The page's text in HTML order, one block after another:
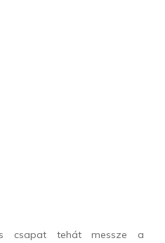
csapat tehát messze a